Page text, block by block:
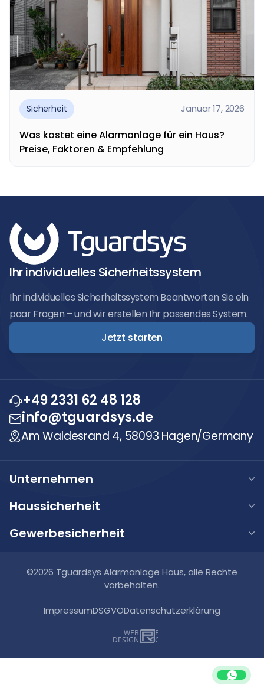
Sicherheit Januar 17, 2026
Was kostet eine Alarmanlage für ein Haus?
Preise, Faktoren & Empfehlung
Ihr individuelles Sicherheitssystem
Ihr individuelles Sicherheitssystem Beantworten Sie ein
paar Fragen – und wir erstellen Ihr passendes System.
Jetzt starten
+49 2331 62 48 128
info@tguardsys.de
Am Waldesrand 4, 58093 Hagen/Germany
Unternehmen
Karriere
Blog
Haussicherheit
Smart Home Systeme
Gewerbesicherheit
Gewerbe Videoüberwachung
Gewerbe Brandmeldeanlagen
Gewerbe Zutrittskontrollsysteme
©2026 Tguardsys Alarmanlage Haus, alle Rechte
vorbehalten.
ImpressumDSGVODatenschutzerklärung
WEB
DESIGN